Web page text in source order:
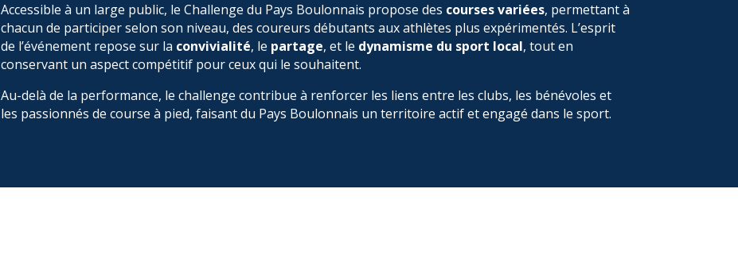
Accessible à un large public, le Challenge du Pays Boulonnais propose des courses variées, permettant à
chacun de participer selon son niveau, des coureurs débutants aux athlètes plus expérimentés. L’esprit
de l’événement repose sur la convivialité, le partage, et le dynamisme du sport local, tout en
conservant un aspect compétitif pour ceux qui le souhaitent.
Au-delà de la performance, le challenge contribue à renforcer les liens entre les clubs, les bénévoles et
les passionnés de course à pied, faisant du Pays Boulonnais un territoire actif et engagé dans le sport.